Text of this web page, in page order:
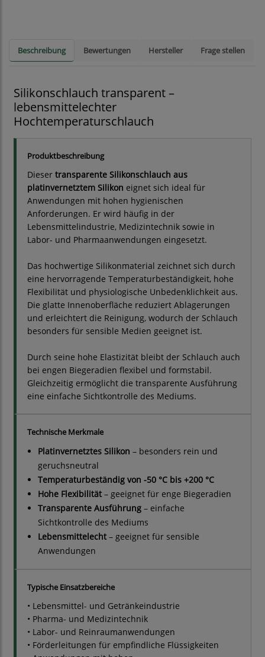
Beschreibung Bewertungen Hersteller Frage stellen
Silikonschlauch transparent –
lebensmittelechter
Hochtemperaturschlauch
Produktbeschreibung
Dieser transparente Silikonschlauch aus
platinvernetztem Silikon eignet sich ideal für
Anwendungen mit hohen hygienischen
Anforderungen. Er wird häufig in der
Lebensmittelindustrie, Medizintechnik sowie in
Labor- und Pharmaanwendungen eingesetzt.
Das hochwertige Silikonmaterial zeichnet sich durch
eine hervorragende Temperaturbeständigkeit, hohe
Flexibilität und physiologische Unbedenklichkeit aus.
Die glatte Innenoberfläche reduziert Ablagerungen
und erleichtert die Reinigung, wodurch der Schlauch
besonders für sensible Medien geeignet ist.
Durch seine hohe Elastizität bleibt der Schlauch auch
bei engen Biegeradien flexibel und formstabil.
Gleichzeitig ermöglicht die transparente Ausführung
eine einfache Sichtkontrolle des Mediums.
Technische Merkmale
Platinvernetztes Silikon – besonders rein und
geruchsneutral
Temperaturbeständig von -50 °C bis +200 °C
Hohe Flexibilität – geeignet für enge Biegeradien
Transparente Ausführung – einfache
Sichtkontrolle des Mediums
Lebensmittelecht – geeignet für sensible
Anwendungen
Typische Einsatzbereiche
• Lebensmittel- und Getränkeindustrie
• Pharma- und Medizintechnik
• Labor- und Reinraumanwendungen
• Förderleitungen für empfindliche Flüssigkeiten